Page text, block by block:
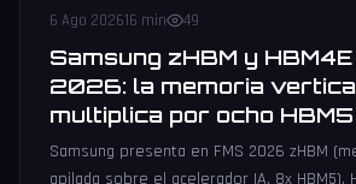
6 Ago 202616 min 49
Samsung zHBM y HBM4E
2026: la memoria
multiplica por ocho HBM5
Samsung presenta en FMS 2026 zHBM
apilada sobre el acelerador IA, 8x HBM5),